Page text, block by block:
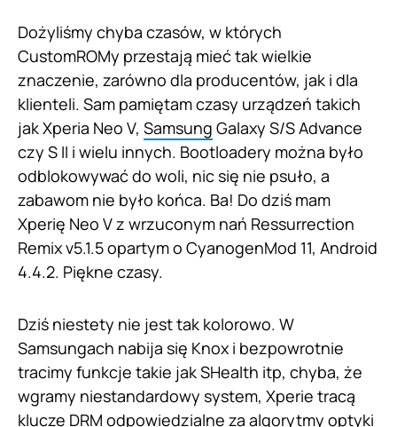
Dożyliśmy chyba czasów, w których
CustomROMy przestają mieć tak wielkie
znaczenie, zarówno dla producentów, jak i dla
klienteli. Sam pamiętam czasy urządzeń takich
jak Xperia Neo V, Samsung Galaxy S/S Advance
czy S II i wielu innych. Bootloadery można było
odblokowywać do woli, nic się nie psuło, a
zabawom nie było końca. Ba! Do dziś mam
Xperię Neo V z wrzuconym nań Ressurrection
Remix v5.1.5 opartym o CyanogenMod 11, Android
4.4.2. Piękne czasy.
Dziś niestety nie jest tak kolorowo. W
Samsungach nabija się Knox i bezpowrotnie
tracimy funkcje takie jak SHealth itp, chyba, że
wgramy niestandardowy system, Xperie tracą
klucze DRM odpowiedzialne za algorytmy optyki